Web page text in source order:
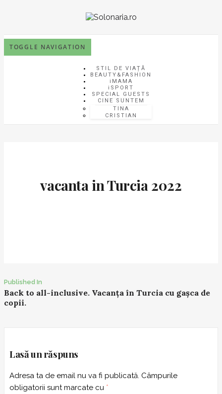
TOGGLE NAVIGATION
STIL DE VIAȚĂ
BEAUTY&FASHION
iMAMA
iSPORT
SPECIAL GUESTS
CINE SUNTEM
TINA
CRISTIAN
vacanta in Turcia 2022
P
o
Published In
Back to all-inclusive. Vacanța în Turcia cu gașca de
copii.
Lasă un răspuns
Adresa ta de email nu va fi publicată. Câmpurile
obligatorii sunt marcate cu *